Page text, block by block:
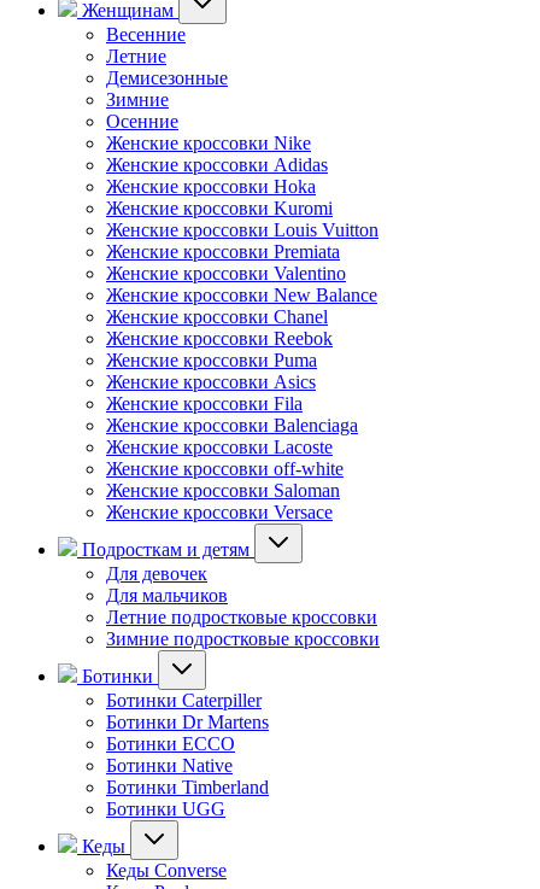
Женщинам
Весенние
Летние
Демисезонные
Зимние
Осенние
Женские кроссовки Nike
Женские кроссовки Adidas
Женские кроссовки Hoka
Женские кроссовки Kuromi
Женские кроссовки Louis Vuitton
Женские кроссовки Premiata
Женские кроссовки Valentino
Женские кроссовки New Balance
Женские кроссовки Chanel
Женские кроссовки Reebok
Женские кроссовки Puma
Женские кроссовки Asics
Женские кроссовки Fila
Женские кроссовки Balenciaga
Женские кроссовки Lacoste
Женские кроссовки off-white
Женские кроссовки Saloman
Женские кроссовки Versace
Подросткам и детям
Для девочек
Для мальчиков
Летние подростковые кроссовки
Зимние подростковые кроссовки
Ботинки
Ботинки Caterpiller
Ботинки Dr Martens
Ботинки ECCO
Ботинки Native
Ботинки Timberland
Ботинки UGG
Кеды
Кеды Converse